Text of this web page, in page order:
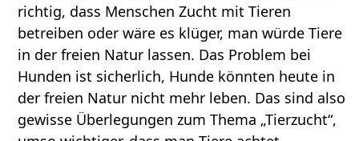
richtig, dass Menschen Zucht mit Tieren
betreiben oder wäre es klüger, man würde Tiere
in der freien Natur lassen. Das Problem bei
Hunden ist sicherlich, Hunde könnten heute in
der freien Natur nicht mehr leben. Das sind also
gewisse Überlegungen zum Thema „Tierzucht“,